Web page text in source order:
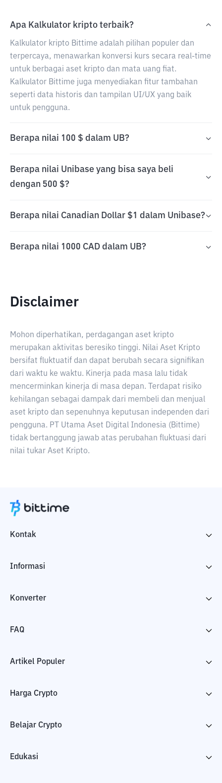
Apa Kalkulator kripto terbaik?
Kalkulator kripto Bittime adalah pilihan populer dan
terpercaya, menawarkan konversi kurs secara real-time
untuk berbagai aset kripto dan mata uang fiat.
Kalkulator Bittime juga menyediakan fitur tambahan
seperti data historis dan tampilan UI/UX yang baik
untuk pengguna.
Berapa nilai 100 $ dalam UB?
Berapa nilai Unibase yang bisa saya beli
dengan 500 $?
Berapa nilai Canadian Dollar $1 dalam Unibase?
Berapa nilai 1000 CAD dalam UB?
Disclaimer
Mohon diperhatikan, perdagangan aset kripto
merupakan aktivitas beresiko tinggi. Nilai Aset Kripto
bersifat fluktuatif dan dapat berubah secara signifikan
dari waktu ke waktu. Kinerja pada masa lalu tidak
mencerminkan kinerja di masa depan. Terdapat risiko
kehilangan sebagai dampak dari membeli dan menjual
aset kripto dan sepenuhnya keputusan independen dari
pengguna. PT Utama Aset Digital Indonesia (Bittime)
tidak bertanggung jawab atas perubahan fluktuasi dari
nilai tukar Aset Kripto.
Kontak
Informasi
Konverter
FAQ
Artikel Populer
Harga Crypto
Belajar Crypto
Edukasi